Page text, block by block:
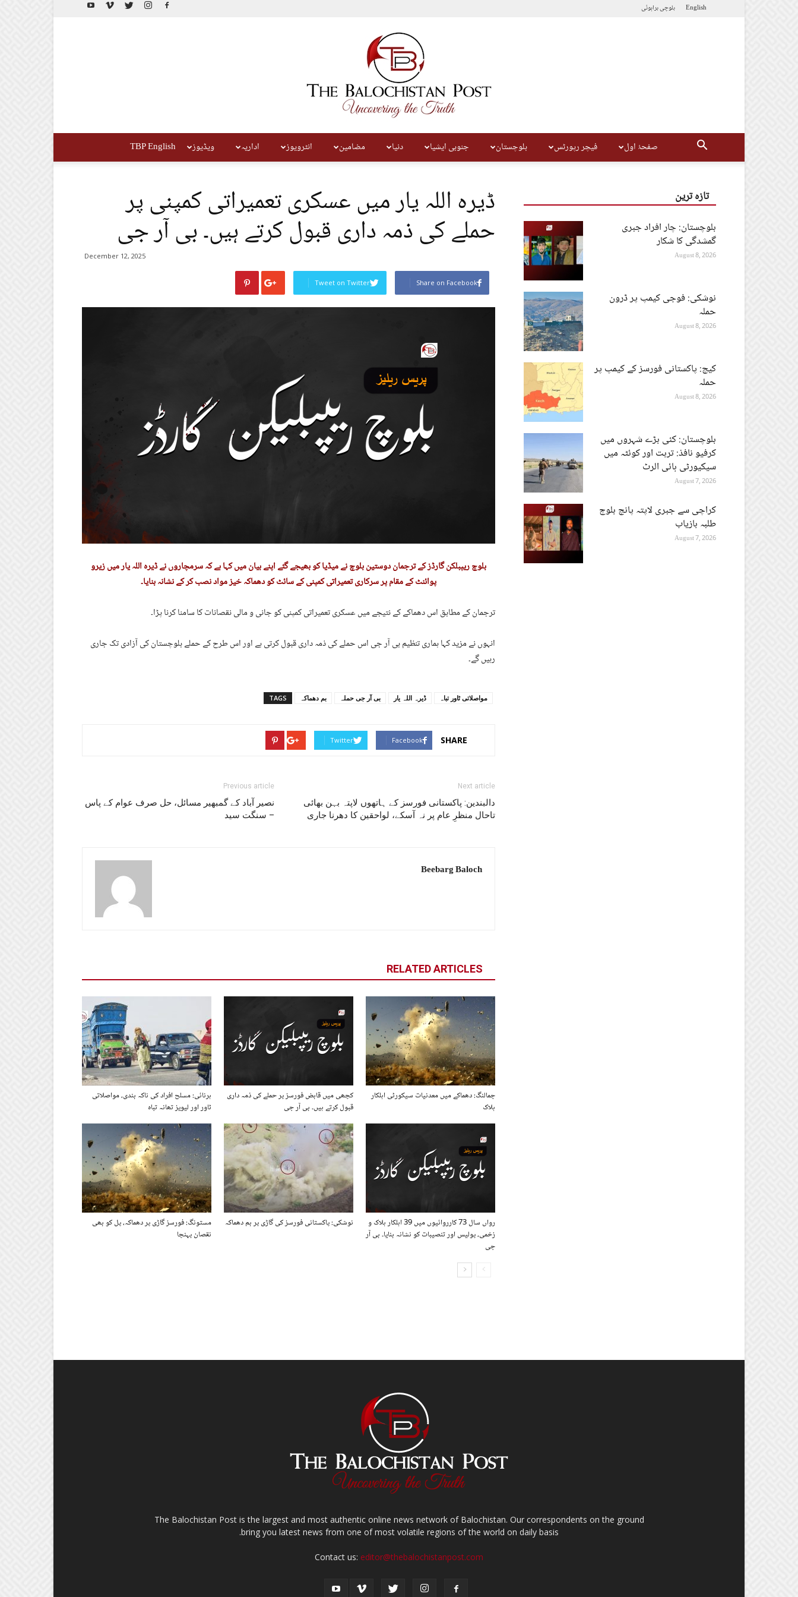
English بلوچیبراہوئی
صفحۂ اول فیچر رپورٹس بلوچستان جنوبی ایشیا دنیا مضامین انٹرویوز اداریہ ویڈیوز TBP English
ڈیرہ اللہ یار میں عسکری تعمیراتی کمپنی پر
حملے کی ذمہ داری قبول کرتے ہیں۔ بی آر جی
December 12, 2025
Share on Facebook
Tweet on Twitter
بلوچ ریپبلکن گارڈز کے ترجمان دوستین بلوچ نے میڈیا کو بھیجے گئے اپنے بیان میں کہا ہے کہ سرمچاروں نے ڈیرہ اللہ یار میں زیرو
پوائنٹ کے مقام پر سرکاری تعمیراتی کمپنی کے سائٹ کو دھماکہ خیز مواد نصب کر کے نشانہ بنایا۔
ترجمان کے مطابق اس دھماکے کے نتیجے میں عسکری تعمیراتی کمپنی کو جانی و مالی نقصانات کا سامنا کرنا پڑا۔
انہوں نے مزید کہا ہماری تنظیم بی آر جی اس حملے کی ذمہ داری قبول کرتی ہے اور اس طرح کے حملے بلوچستان کی آزادی تک جاری
رہیں گے۔
TAGS بم دھماکہ بی آر جی حملہ ڈیرہ اللہ یار مواصلاتی ٹاور تباہ
SHARE
Facebook
Twitter
Previous article
نصیر آباد کے گمبھیر مسائل، حل صرف عوام کے پاس
– سنگت سید
Next article
دالبندین: پاکستانی فورسز کے ہاتھوں لاپتہ بہن بھائی
تاحال منظرِ عام پر نہ آسکے، لواحقین کا دھرنا جاری
Beebarg Baloch
RELATED ARTICLES
ہرنائی: مسلح افراد کی ناکہ بندی، مواصلاتی
ٹاور اور لیویز تھانہ تباہ
کچھی میں قابض فورسز پر حملے کی ذمہ داری
قبول کرتے ہیں۔ بی آر جی
چمالنگ: دھماکے میں معدنیات سیکورٹی اہلکار
ہلاک
مستونگ: فورسز گاڑی پر دھماکہ، پل کو بھی
نقصان پہنچا
نوشکی: پاکستانی فورسز کی گاڑی پر بم دھماکہ
رواں سال 73 کارروائیوں میں 39 اہلکار ہلاک و
زخمی، پولیس اور تنصیبات کو نشانہ بنایا۔ بی آر
جی
تازہ ترین
بلوچستان: چار افراد جبری
گمشدگی کا شکار
August 8, 2026
نوشکی: فوجی کیمپ پر ڈرون
حملہ
August 8, 2026
کیچ: پاکستانی فورسز کے کیمپ پر
حملہ
August 8, 2026
بلوچستان: کئی بڑے شہروں میں
کرفیو نافذ: تربت اور کوئٹہ میں
سیکیورٹی ہائی الرٹ
August 7, 2026
کراچی سے جبری لاپتہ پانچ بلوچ
طلبہ بازیاب
August 7, 2026
The Balochistan Post is the largest and most authentic online news network of Balochistan. Our correspondents on the ground
bring you latest news from one of most volatile regions of the world on daily basis.
Contact us: editor@thebalochistanpost.com